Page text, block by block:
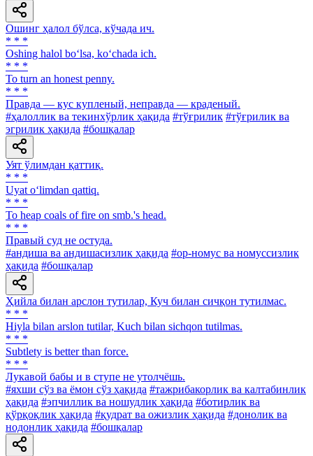
Ошинг ҳалол бўлса, кўчада ич.
* * *
Oshing halol bo‘lsa, ko‘chada ich.
* * *
To turn an honest penny.
* * *
Правда — кус купленый, неправда — краденый.
#ҳалоллик ва текинхўрлик ҳақида #тўғрилик #тўғрилик ва
эгрилик ҳақида #бошқалар
Уят ўлимдан қаттиқ.
* * *
Uyat o‘limdan qattiq.
* * *
To heap coals of fire on smb.'s head.
* * *
Правый суд не остуда.
#андиша ва андишасизлик ҳақида #ор-номус ва номуссизлик
ҳақида #бошқалар
Ҳийла билан арслон тутилар, Куч билан сичқон тутилмас.
* * *
Hiyla bilan arslon tutilar, Kuch bilan sichqon tutilmas.
* * *
Subtlety is better than force.
* * *
Лукавой бабы и в ступе не утолчёшь.
#яхши сўз ва ёмон сўз ҳақида #тажрибакорлик ва калтабинлик
ҳақида #эпчиллик ва ношудлик ҳақида #ботирлик ва
қўрқоқлик ҳақида #қудрат ва ожизлик ҳақида #донолик ва
нодонлик ҳақида #бошқалар